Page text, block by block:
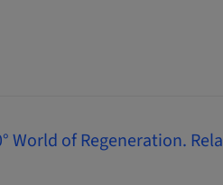
World of Regeneration.